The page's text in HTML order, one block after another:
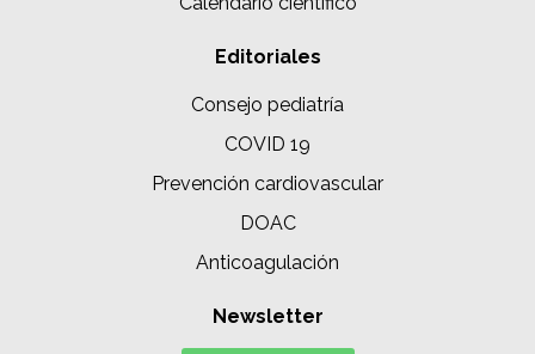
Editoriales
Consejo pediatría
COVID 19
Prevención cardiovascular
DOAC
Anticoagulación
Newsletter